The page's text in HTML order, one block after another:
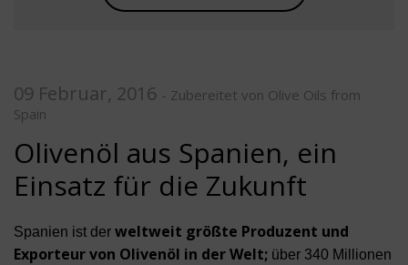
09 Februar, 2016 - Zubereitet von Olive Oils from
Spain
Olivenöl aus Spanien, ein
Einsatz für die Zukunft
Spanien ist der weltweit größte Produzent und
Exporteur von Olivenöl in der Welt; über 340 Millionen